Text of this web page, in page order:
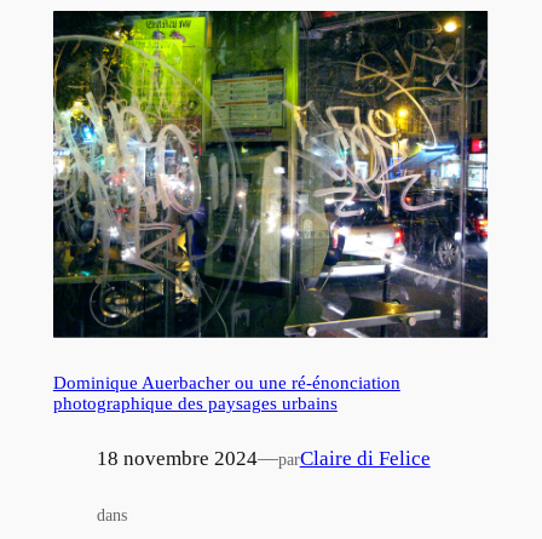
Dominique Auerbacher ou une ré-énonciation
photographique des paysages urbains
18 novembre 2024—parClaire di Felice
dans